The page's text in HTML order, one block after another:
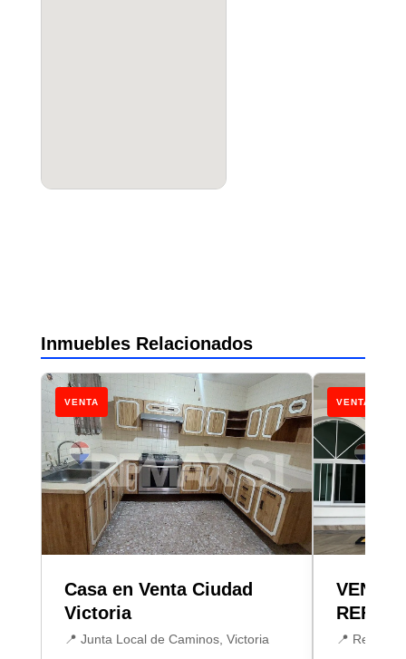
Inmuebles Relacionados
VENTA
Casa en Venta Ciudad
Victoria
📍 Junta Local de Caminos, Victoria
VENTA
VENTA
📍